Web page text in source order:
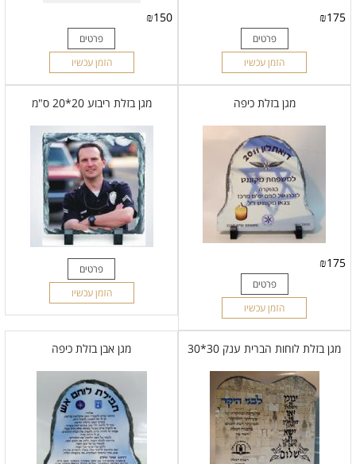
₪175
פרטים
הזמן עכשיו
₪150
פרטים
הזמן עכשיו
מגן בזלת כיפה
₪175
פרטים
הזמן עכשיו
מגן בזלת ריבוע 20*20 ס"מ
פרטים
הזמן עכשיו
מגן בזלת לוחות הברית ענק 30*30 מגן אבן בזלת כיפה